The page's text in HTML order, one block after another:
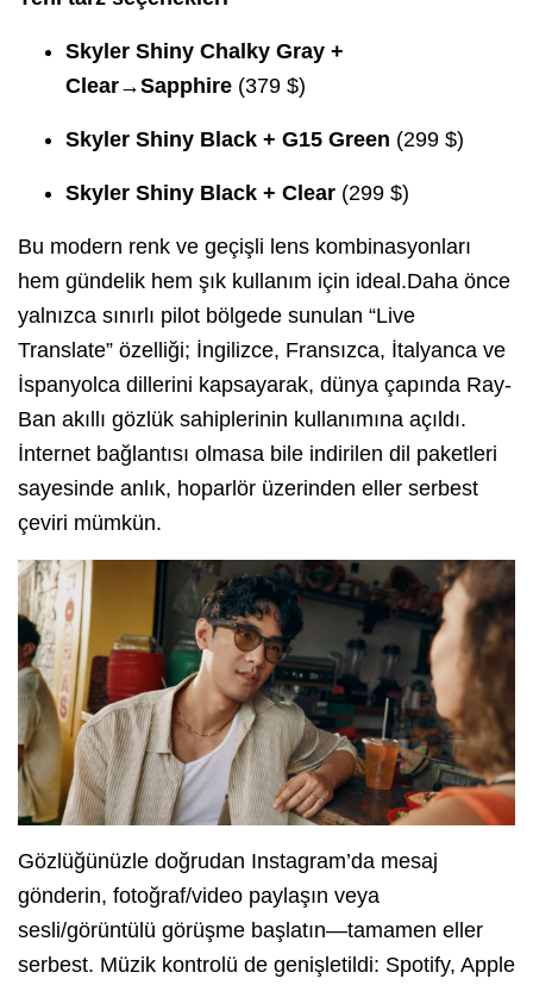
Skyler Shiny Chalky Gray +
Clear→Sapphire (379 $)
Skyler Shiny Black + G15 Green (299 $)
Skyler Shiny Black + Clear (299 $)
Bu modern renk ve geçişli lens kombinasyonları
hem gündelik hem şık kullanım için ideal.Daha önce
yalnızca sınırlı pilot bölgede sunulan “Live
Translate” özelliği; İngilizce, Fransızca, İtalyanca ve
İspanyolca dillerini kapsayarak, dünya çapında Ray-
Ban akıllı gözlük sahiplerinin kullanımına açıldı.
İnternet bağlantısı olmasa bile indirilen dil paketleri
sayesinde anlık, hoparlör üzerinden eller serbest
çeviri mümkün.
Gözlüğünüzle doğrudan Instagram’da mesaj
gönderin, fotoğraf/video paylaşın veya
sesli/görüntülü görüşme başlatın—tamamen eller
serbest. Müzik kontrolü de genişletildi: Spotify, Apple